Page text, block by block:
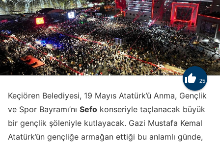
 25
Keçiören Belediyesi, 19 Mayıs Atatürk’ü Anma, Gençlik
ve Spor Bayramı’nı Sefo konseriyle taçlanacak büyük
bir gençlik şöleniyle kutlayacak. Gazi Mustafa Kemal
Atatürk’ün gençliğe armağan ettiği bu anlamlı günde,